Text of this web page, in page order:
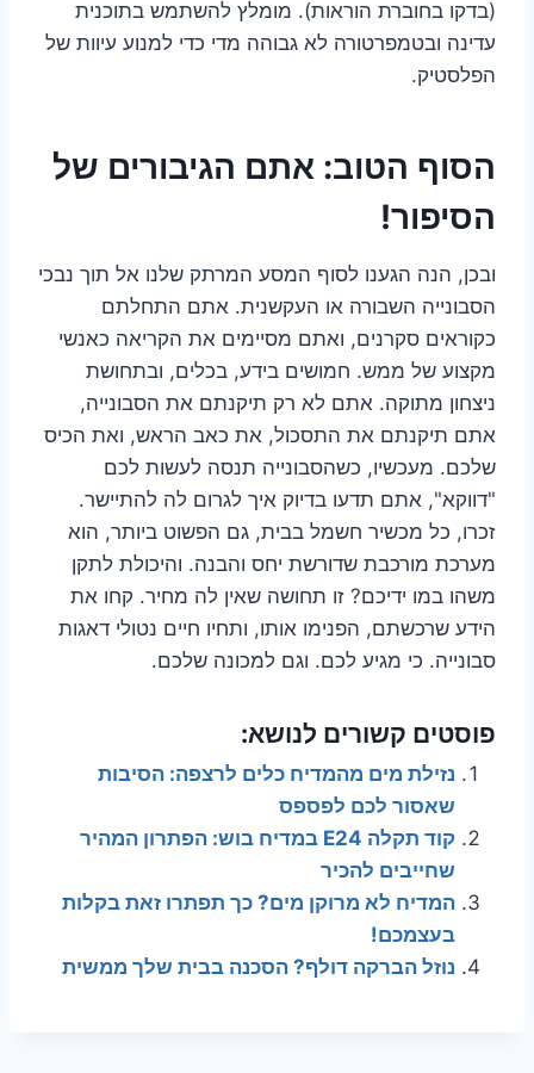
(בדקו בחוברת הוראות). מומלץ להשתמש בתוכנית
עדינה ובטמפרטורה לא גבוהה מדי כדי למנוע עיוות של
הפלסטיק.
הסוף הטוב: אתם הגיבורים של
הסיפור!
ובכן, הנה הגענו לסוף המסע המרתק שלנו אל תוך נבכי
הסבונייה השבורה או העקשנית. אתם התחלתם
כקוראים סקרנים, ואתם מסיימים את הקריאה כאנשי
מקצוע של ממש. חמושים בידע, בכלים, ובתחושת
ניצחון מתוקה. אתם לא רק תיקנתם את הסבונייה,
אתם תיקנתם את התסכול, את כאב הראש, ואת הכיס
שלכם. מעכשיו, כשהסבונייה תנסה לעשות לכם
"דווקא", אתם תדעו בדיוק איך לגרום לה להתיישר.
זכרו, כל מכשיר חשמל בבית, גם הפשוט ביותר, הוא
מערכת מורכבת שדורשת יחס והבנה. והיכולת לתקן
משהו במו ידיכם? זו תחושה שאין לה מחיר. קחו את
הידע שרכשתם, הפנימו אותו, ותחיו חיים נטולי דאגות
סבונייה. כי מגיע לכם. וגם למכונה שלכם.
פוסטים קשורים לנושא:
נזילת מים מהמדיח כלים לרצפה: הסיבות
שאסור לכם לפספס
קוד תקלה E24 במדיח בוש: הפתרון המהיר
שחייבים להכיר
המדיח לא מרוקן מים? כך תפתרו זאת בקלות
בעצמכם!
נוזל הברקה דולף? הסכנה בבית שלך ממשית